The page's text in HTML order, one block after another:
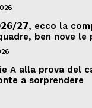
𝟮𝟳, ecco la
ben nove le
A alla prova del
a sorprendere